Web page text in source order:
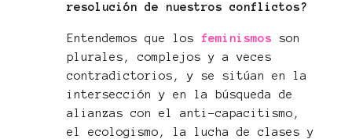
resolución de nuestros conflictos?
Entendemos que los feminismos son
plurales, complejos y a veces
contradictorios, y se sitúan en la
intersección y en la búsqueda de
alianzas con el anti-capacitismo,
el ecologismo, la lucha de clases y